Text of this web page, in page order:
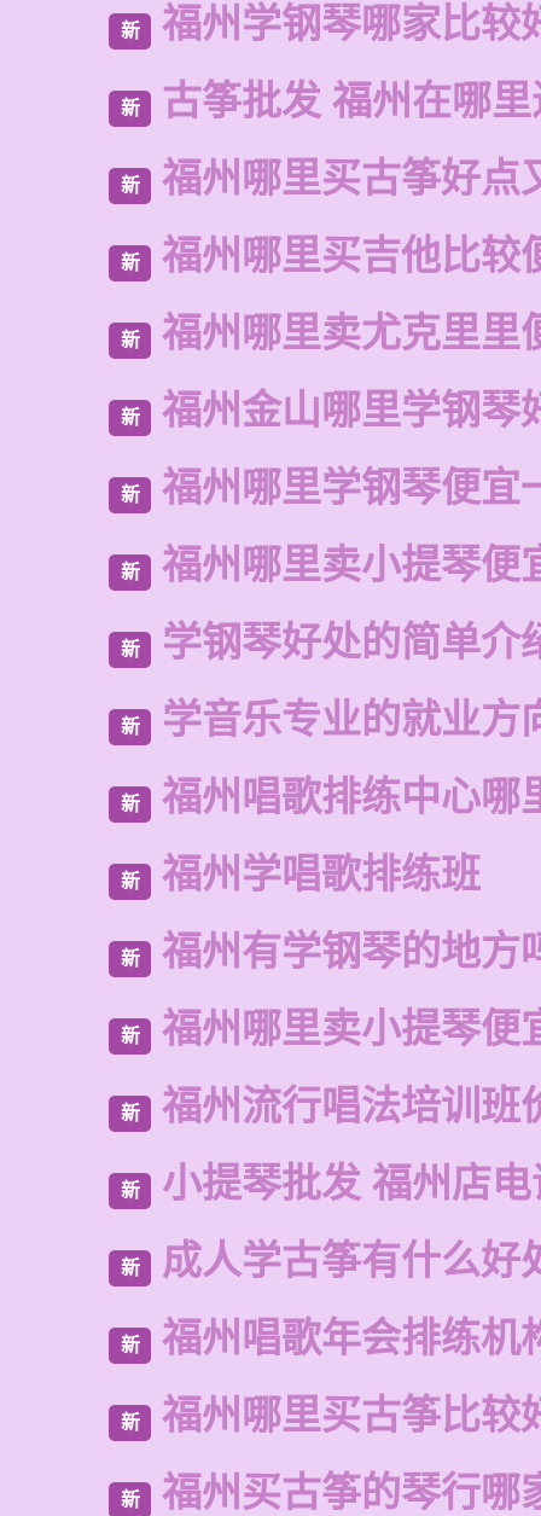
新 福州学钢琴哪家比较
新 古筝批发 福州在哪
新 福州哪里买古筝好点
新 福州哪里买吉他比较
新 福州哪里卖尤克里里
新 福州金山哪里学钢琴
新 福州哪里学钢琴便宜
新 福州哪里卖小提琴便
新 学钢琴好处的简单介
新 学音乐专业的就业方
新 福州唱歌排练中心哪
新 福州学唱歌排练班
新 福州有学钢琴的地方
新 福州哪里卖小提琴便
新 福州流行唱法培训班
新 小提琴批发 福州店
新 成人学古筝有什么好
新 福州唱歌年会排练机
新 福州哪里买古筝比较
新 福州买古筝的琴行哪